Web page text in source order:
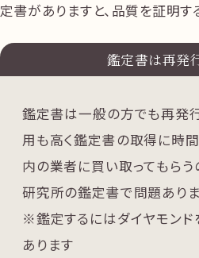
定書がありますと、品質を証明す
鑑定書は再発
鑑定書は一般の方でも再発
用も高く鑑定書の取得に時
内の業者に買い取ってもら
研究所の鑑定書で問題ありま
※鑑定するにはダイヤモンド
あります